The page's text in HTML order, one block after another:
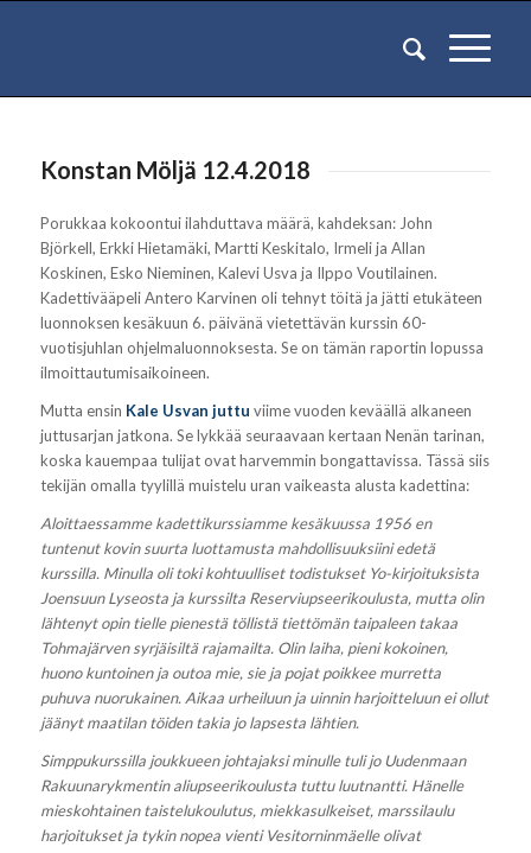
Konstan Möljä 12.4.2018
Porukkaa kokoontui ilahduttava määrä, kahdeksan: John
Björkell, Erkki Hietamäki, Martti Keskitalo, Irmeli ja Allan
Koskinen, Esko Nieminen, Kalevi Usva ja Ilppo Voutilainen.
Kadettivääpeli Antero Karvinen oli tehnyt töitä ja jätti etukäteen
luonnoksen kesäkuun 6. päivänä vietettävän kurssin 60-
vuotisjuhlan ohjelmaluonnoksesta. Se on tämän raportin lopussa
ilmoittautumisaikoineen.
Mutta ensin Kale Usvan juttu viime vuoden keväällä alkaneen
juttusarjan jatkona. Se lykkää seuraavaan kertaan Nenän tarinan,
koska kauempaa tulijat ovat harvemmin bongattavissa. Tässä siis
tekijän omalla tyylillä muistelu uran vaikeasta alusta kadettina:
Aloittaessamme kadettikurssiamme kesäkuussa 1956 en
tuntenut kovin suurta luottamusta mahdollisuuksiini edetä
kurssilla. Minulla oli toki kohtuulliset todistukset Yo-kirjoituksista
Joensuun Lyseosta ja kurssilta Reserviupseerikoulusta, mutta olin
lähtenyt opin tielle pienestä töllistä tiettömän taipaleen takaa
Tohmajärven syrjäisiltä rajamailta. Olin laiha, pieni kokoinen,
huono kuntoinen ja outoa mie, sie ja pojat poikkee murretta
puhuva nuorukainen. Aikaa urheiluun ja uinnin harjoitteluun ei ollut
jäänyt maatilan töiden takia jo lapsesta lähtien.
Simppukurssilla joukkueen johtajaksi minulle tuli jo Uudenmaan
Rakuunarykmentin aliupseerikoulusta tuttu luutnantti. Hänelle
mieskohtainen taistelukoulutus, miekkasulkeiset, marssilaulu
harjoitukset ja tykin nopea vienti Vesitorninmäelle olivat